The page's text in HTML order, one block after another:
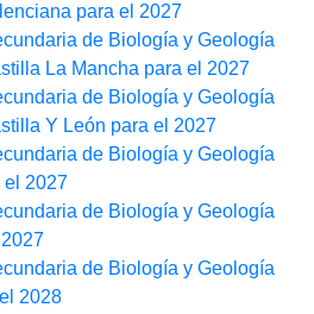
para el 2027
de Biología y Geología
La Mancha para el 2027
de Biología y Geología
Y León para el 2027
de Biología y Geología
el 2027
de Biología y Geología
de Biología y Geología
2028